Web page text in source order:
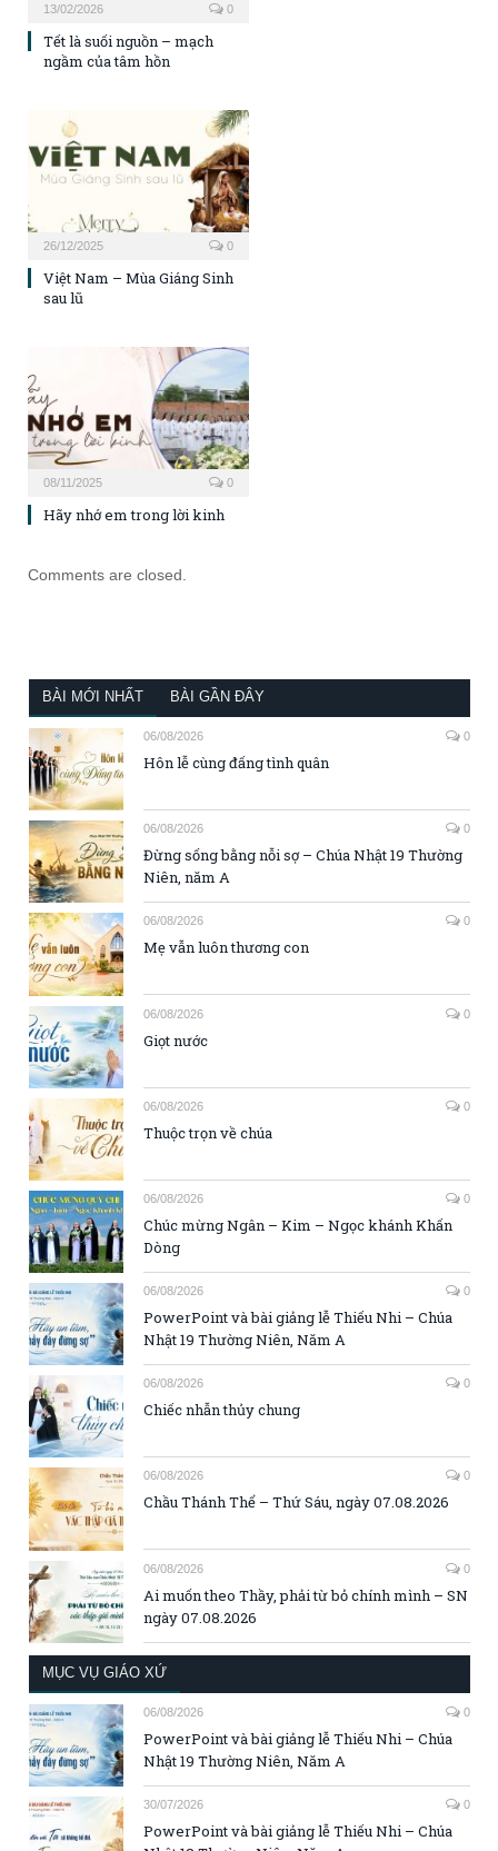
13/02/2026 0
Tết là suối nguồn – mạch
ngầm của tâm hồn
26/12/2025 0
Việt Nam – Mùa Giáng Sinh
sau lũ
08/11/2025 0
Hãy nhớ em trong lời kinh
Comments are closed.
BÀI MỚI NHẤT BÀI GẦN ĐÂY
06/08/2026 0
Hôn lễ cùng đấng tình quân
06/08/2026 0
Đừng sống bằng nỗi sợ – Chúa Nhật 19 Thường
Niên, năm A
06/08/2026 0
Mẹ vẫn luôn thương con
06/08/2026 0
Giọt nước
06/08/2026 0
Thuộc trọn về chúa
06/08/2026 0
Chúc mừng Ngân – Kim – Ngọc khánh Khấn
Dòng
06/08/2026 0
PowerPoint và bài giảng lễ Thiếu Nhi – Chúa
Nhật 19 Thường Niên, Năm A
06/08/2026 0
Chiếc nhẫn thủy chung
06/08/2026 0
Chầu Thánh Thể – Thứ Sáu, ngày 07.08.2026
06/08/2026 0
Ai muốn theo Thầy, phải từ bỏ chính mình – SN
ngày 07.08.2026
MỤC VỤ GIÁO XỨ
06/08/2026 0
PowerPoint và bài giảng lễ Thiếu Nhi – Chúa
Nhật 19 Thường Niên, Năm A
30/07/2026 0
PowerPoint và bài giảng lễ Thiếu Nhi – Chúa